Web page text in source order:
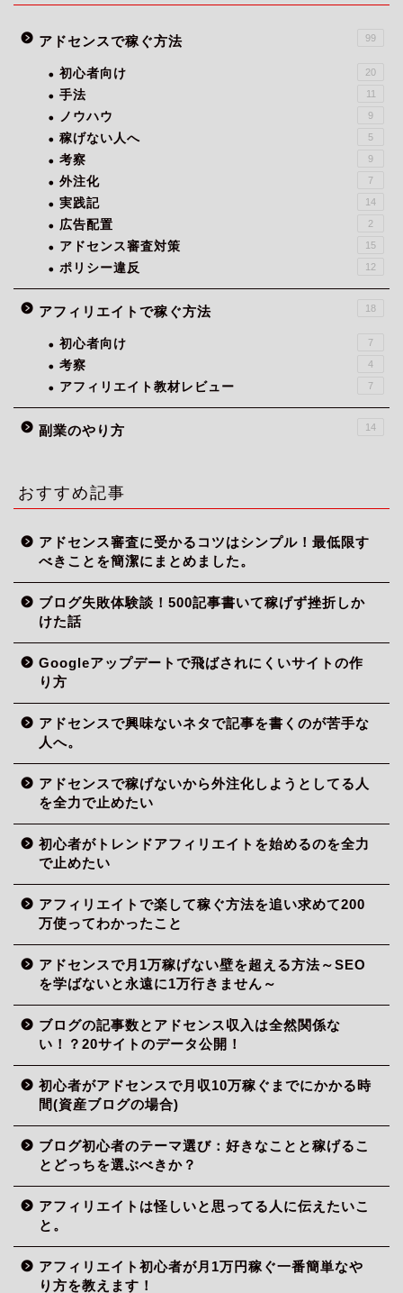
アドセンスで稼ぐ方法 99
初心者向け 20
手法 11
ノウハウ 9
稼げない人へ 5
考察 9
外注化 7
実践記 14
広告配置 2
アドセンス審査対策 15
ポリシー違反 12
アフィリエイトで稼ぐ方法 18
初心者向け 7
考察 4
アフィリエイト教材レビュー 7
副業のやり方 14
おすすめ記事
アドセンス審査に受かるコツはシンプル！最低限す
べきことを簡潔にまとめました。
ブログ失敗体験談！500記事書いて稼げず挫折しか
けた話
Googleアップデートで飛ばされにくいサイトの作
り方
アドセンスで興味ないネタで記事を書くのが苦手な
人へ。
アドセンスで稼げないから外注化しようとしてる人
を全力で止めたい
初心者がトレンドアフィリエイトを始めるのを全力
で止めたい
アフィリエイトで楽して稼ぐ方法を追い求めて200
万使ってわかったこと
アドセンスで月1万稼げない壁を超える方法～SEO
を学ばないと永遠に1万行きません～
ブログの記事数とアドセンス収入は全然関係な
い！？20サイトのデータ公開！
初心者がアドセンスで月収10万稼ぐまでにかかる時
間(資産ブログの場合)
ブログ初心者のテーマ選び：好きなことと稼げるこ
とどっちを選ぶべきか？
アフィリエイトは怪しいと思ってる人に伝えたいこ
と。
アフィリエイト初心者が月1万円稼ぐ一番簡単なや
り方を教えます！
目次